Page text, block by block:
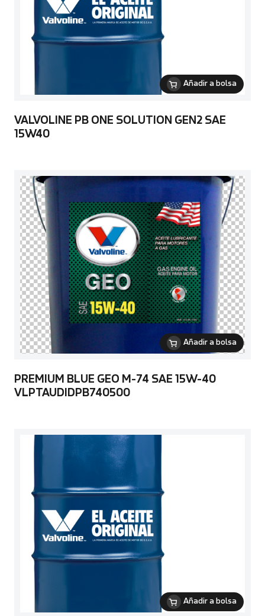
Añadir a bolsa
VALVOLINE PB ONE SOLUTION GEN2 SAE
15W40
Añadir a bolsa
PREMIUM BLUE GEO M-74 SAE 15W-40
VLPTAUDIDPB740500
Añadir a bolsa